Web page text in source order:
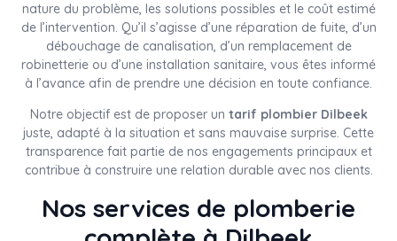
nature du problème, les solutions possibles et le coût estimé
de l’intervention. Qu’il s’agisse d’une réparation de fuite, d’un
débouchage de canalisation, d’un remplacement de
robinetterie ou d’une installation sanitaire, vous êtes informé
à l’avance afin de prendre une décision en toute confiance.
Notre objectif est de proposer un tarif plombier Dilbeek
juste, adapté à la situation et sans mauvaise surprise. Cette
transparence fait partie de nos engagements principaux et
contribue à construire une relation durable avec nos clients.
Nos services de plomberie